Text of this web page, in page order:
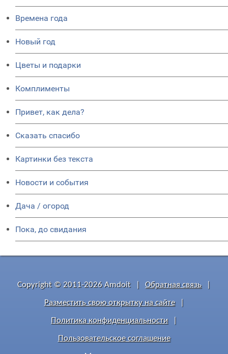
Времена года
Новый год
Цветы и подарки
Комплименты
Привет, как дела?
Сказать спасибо
Картинки без текста
Новости и события
Дача / огород
Пока, до свидания
Copyright © 2011-2026 Amdoit Обратная связь
Разместить свою открытку на сайте
Политика конфиденциальности
Пользовательское соглашение